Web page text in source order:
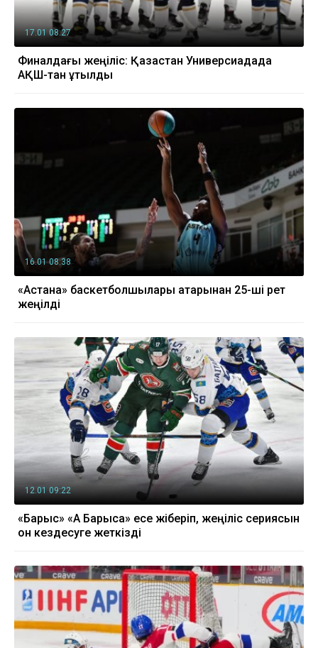
17.01 08:27
Финалдағы жеңіліс: Қазақстан Универсиадада
АҚШ-тан ұтылды
16.01 08:38
«Астана» баскетболшылары қатарынан 25-ші рет
жеңілді
12.01 09:22
«Барыс» «Ақ Барысқа» есе жіберіп, жеңіліс сериясын
он кездесуге жеткізді